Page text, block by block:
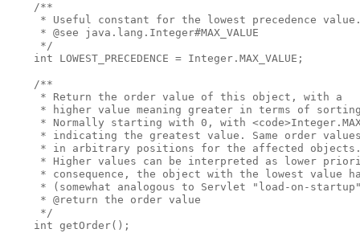
    /**
* Useful constant for the lowest precedence
     * @see java.lang.Integer#MAX_VALUE
     */
    int LOWEST_PRECEDENCE = Integer.MAX_VALUE;
    /**
     * Return the order value of this object, with a
* higher value meaning greater in terms of
* Normally starting with 0, with
* indicating the greatest value. Same order
* in arbitrary positions for the affected
* Higher values can be interpreted as lower
* consequence, the object with the lowest value
* (somewhat analogous to Servlet "load-on-
     * @return the order value
     */
    int getOrder();